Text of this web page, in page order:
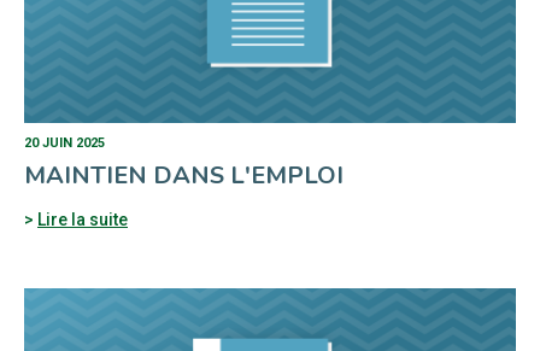
20 JUIN 2025
MAINTIEN DANS L'EMPLOI
Lire la suite